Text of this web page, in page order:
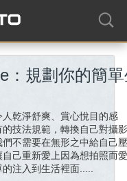
：規劃你的簡
人乾淨舒爽、賞心悅目的感
技法規範，轉換自己對攝
不需要在無形之中給自己
己重新愛上因為想拍照而
注入到生活裡面.....